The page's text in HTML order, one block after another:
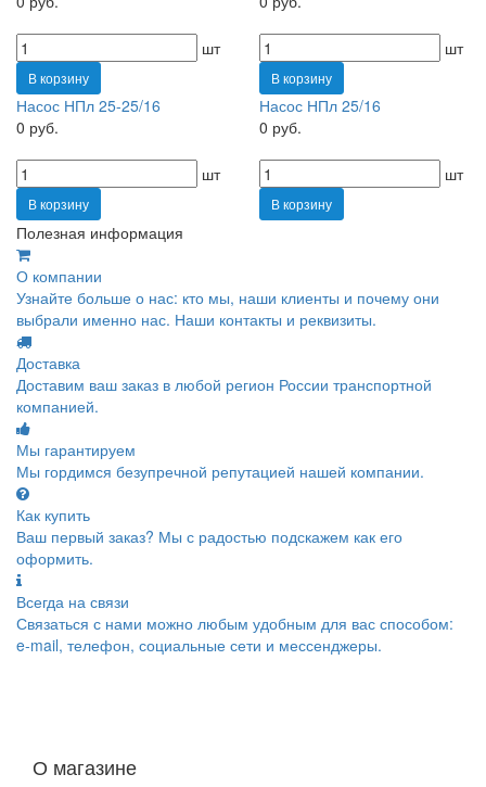
шт
В корзину
шт
В корзину
Насос НПл 25-25/16
0 руб.
шт
В корзину
Насос НПл 25/16
0 руб.
шт
В корзину
Полезная информация
О компании
Узнайте больше о нас: кто мы, наши клиенты и почему они
выбрали именно нас. Наши контакты и реквизиты.
Доставка
Доставим ваш заказ в любой регион России транспортной
компанией.
Мы гарантируем
Мы гордимся безупречной репутацией нашей компании.
Как купить
Ваш первый заказ? Мы с радостью подскажем как его
оформить.
Всегда на связи
Связаться с нами можно любым удобным для вас способом:
e-mail, телефон, социальные сети и мессенджеры.
О магазине